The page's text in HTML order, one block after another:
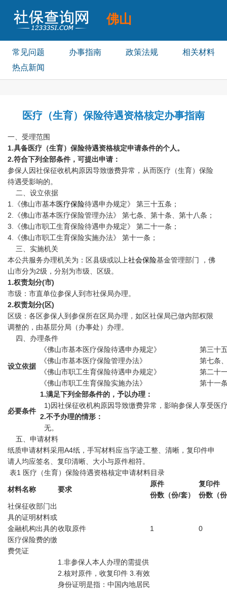
佛山
社保个人查询
常见问题 办事指南 政策法规
相关材料
热点新闻
医疗（生育）保险待遇资格核定办事指南
一、受理范围
1.具备医疗（生育）保险待遇资格核定申请条件的个人。
2.符合下列全部条件，可提出申请：
参保人因社保征收机构原因导致缴费异常，从而医疗（生育）保险
待遇受影响的。
二、设立依据
1.《佛山市基本医疗保险待遇申办规定》 第三十五条；
2.《佛山市基本医疗保险管理办法》 第七条、第十条、第十八条；
3.《佛山市职工生育保险待遇申办规定》 第二十一条；
4.《佛山市职工生育保险实施办法》 第十一条；
三、实施机关
本公共服务办理机关为：区县级或以上社会保险基金管理部门 ，佛
山市分为2级，分别为市级、区级。
1.权责划分(市)
市级：市直单位参保人到市社保局办理。
2.权责划分(区)
区级：各区参保人到参保所在区局办理，如区社保局已做内部权限
调整的，由基层分局（办事处）办理。
四、办理条件
设立依据
《佛山市基本医疗保险待遇申办规定》
第三十
《佛山市基本医疗保险管理办法》
第七条
《佛山市职工生育保险待遇申办规定》
第二十
《佛山市职工生育保险实施办法》
第十一
必要条件
1.满足下列全部条件的，予以办理：
1)因社保征收机构原因导致缴费异常，影响参保人享受医
2.不予办理的情形：
无。
五、申请材料
纸质申请材料采用A4纸，手写材料应当字迹工整、清晰，复印件申
请人均应签名、复印清晰、大小与原件相符。
表1 医疗（生育）保险待遇资格核定申请材料目录
材料名称 要求
原件
份数（份/套）
复印件
份数（
社保征收部门出
具的证明材料或
金融机构出具的
医疗保险费的缴
费凭证
收取原件 1 0
1.非参保人本人办理的需提供
2.核对原件，收复印件 3.有效
身份证明是指：中国内地居民